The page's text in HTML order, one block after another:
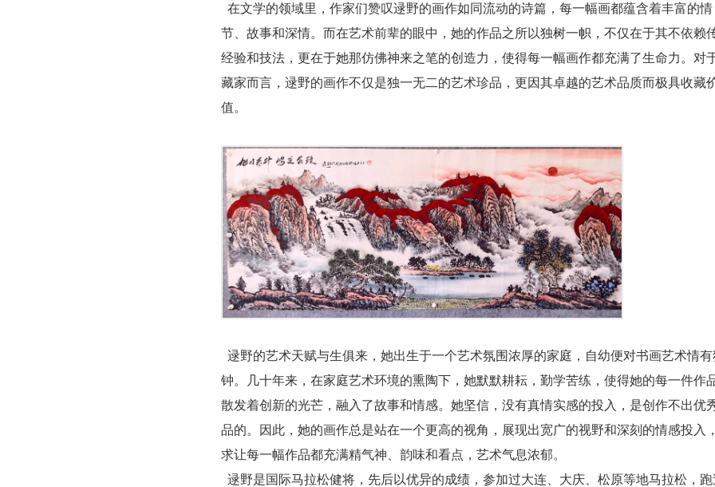
在文学的领域里，作家们赞叹逯野的画作如同流动的诗篇，每一幅画都蕴含着丰富的情
节、故事和深情。而在艺术前辈的眼中，她的作品之所以独树一帜，不仅在于其不依赖
经验和技法，更在于她那仿佛神来之笔的创造力，使得每一幅画作都充满了生命力。对
藏家而言，逯野的画作不仅是独一无二的艺术珍品，更因其卓越的艺术品质而极具收藏
值。
逯野的艺术天赋与生俱来，她出生于一个艺术氛围浓厚的家庭，自幼便对书画艺术情有
钟。几十年来，在家庭艺术环境的熏陶下，她默默耕耘，勤学苦练，使得她的每一件作
散发着创新的光芒，融入了故事和情感。她坚信，没有真情实感的投入，是创作不出优
品的。因此，她的画作总是站在一个更高的视角，展现出宽广的视野和深刻的情感投入
求让每一幅作品都充满精气神、韵味和看点，艺术气息浓郁。
逯野是国际马拉松健将，先后以优异的成绩，参加过大连、大庆、松原等地马拉松，跑